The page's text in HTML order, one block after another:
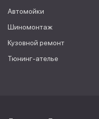
Автомойки
Шиномонтаж
Кузовной ремонт
Тюнинг-ателье